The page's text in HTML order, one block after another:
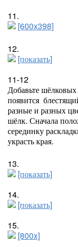
11.
[600x398]
12.
[показать]
11-12
Добавьте
появится
разные и разных
шёлк. Сначала
серединку
украсть края.
13.
[показать]
14.
[показать]
15.
[800x]